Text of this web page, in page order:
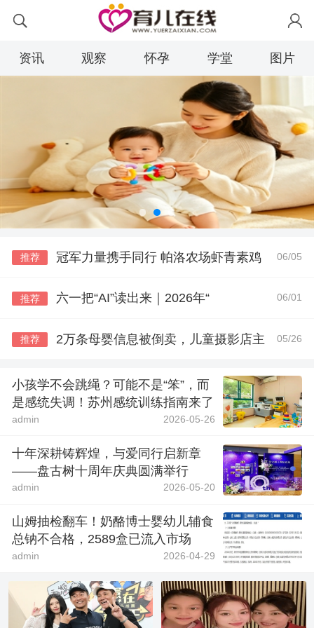
资讯 观察 怀孕 学堂 图片
06/05
推荐 冠军力量携手同行 帕洛农场虾青素鸡
06/01
推荐 六一把“AI”读出来｜2026年“
05/26
推荐 2万条母婴信息被倒卖，儿童摄影店主
小孩学不会跳绳？可能不是“笨”，而
是感统失调！苏州感统训练指南来了
admin 2026-05-26
十年深耕铸辉煌，与爱同行启新章
——盘古树十周年庆典圆满举行
admin 2026-05-20
山姆抽检翻车！奶酪博士婴幼儿辅食
总钠不合格，2589盒已流入市场
admin 2026-04-29